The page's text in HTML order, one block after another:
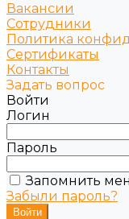
Вакансии
Сотрудники
Политика
Сертификаты
Контакты
Задать вопрос
Войти
Логин
Пароль
Запомнить
Забыли пароль?